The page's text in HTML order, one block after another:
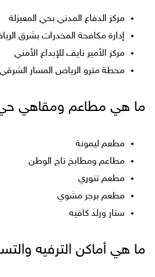
مركز الدفاع المدني بحي المعيزلة
إدارة مكافحة المخدرات بشرق
مركز الأمير نايف للإبداع الأمني
محطة مترو الرياض المسار الشرقي
ما هي مطاعم ومقاهي حي
مطعم ليمونة
مطاعم ومطابخ تاج الوطن
مطعم تنوري
مطعم برجر مشوي
ستار ورلد كافيه
ما هي أماكن الترفيه